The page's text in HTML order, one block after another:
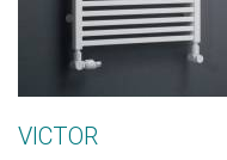
VICTOR